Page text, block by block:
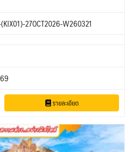
27OCT2026-W260321
รายละเอียด